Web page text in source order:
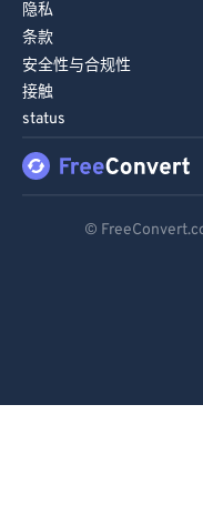
隐私
条款
安全性与合规性
接触
status
©